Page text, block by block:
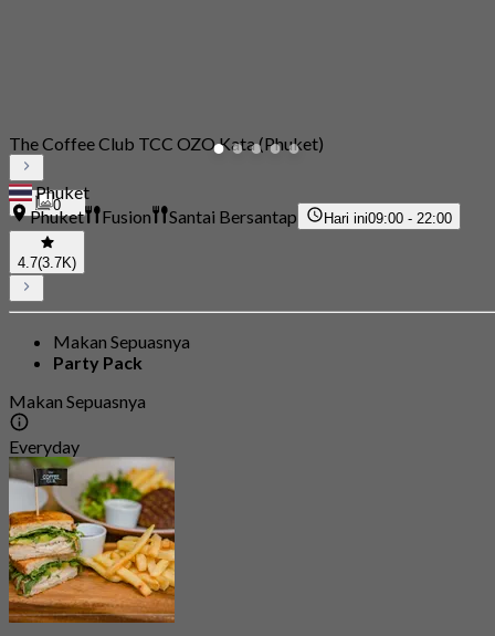
0
The Coffee Club TCC OZO Kata (Phuket)
Phuket
Phuket
Fusion Santai Bersantap Hari ini09:00 - 22:00
4.7(3.7K)
Makan Sepuasnya
Party Pack
Makan Sepuasnya
Everyday